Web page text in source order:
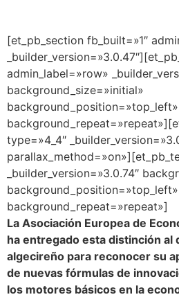
[et_pb_section fb_built=»1″
admin_label=»row»
background_size=»initial»
background_position=»top_left»
type=»4_4″
_builder_version=»3.0.74″
background_position=»top_left»
background_repeat=»repeat»]
La Asociación Europea de
ha entregado esta distinción al
algecireño para reconocer su
de nuevas fórmulas de
los motores básicos en la